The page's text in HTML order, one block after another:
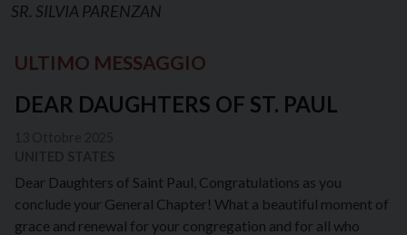
SR. SILVIA PARENZAN
ULTIMO MESSAGGIO
DEAR DAUGHTERS OF ST. PAUL
Dear Daughters of Saint Paul, Congratulations as you
conclude your General Chapter! What a beautiful moment of
grace and renewal for your congregation and for all who